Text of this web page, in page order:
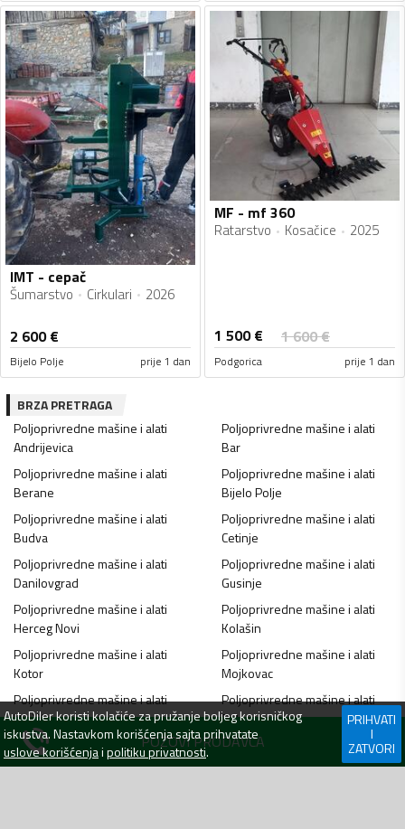
POZOVI PRODAVCA
IMT - cepač
Šumarstvo Cirkulari 2026
2 600€
Bijelo Polje prije 1 dan
MF - mf 360
Ratarstvo Kosačice 2025
1 500€ 1 600€
Podgorica prije 1 dan
BRZA PRETRAGA
Poljoprivredne mašine i alati
Andrijevica
Poljoprivredne mašine i alati
Bar
Poljoprivredne mašine i alati
Berane
Poljoprivredne mašine i alati
Bijelo Polje
Poljoprivredne mašine i alati
Budva
Poljoprivredne mašine i alati
Cetinje
Poljoprivredne mašine i alati
Danilovgrad
Poljoprivredne mašine i alati
Gusinje
Poljoprivredne mašine i alati
Herceg Novi
Poljoprivredne mašine i alati
Kolašin
Poljoprivredne mašine i alati
Kotor
Poljoprivredne mašine i alati
Mojkovac
Poljoprivredne mašine i alati
Nikšić
Poljoprivredne mašine i alati
Petnjica
Poljoprivredne mašine i alati
Plav
Poljoprivredne mašine i alati
Pljevlja
AutoDilerkoristi kolačiće za pružanje boljeg korisničkog
iskustva. Nastavkom korišćenja sajta prihvatate
uslove korišćenjaipolitiku privatnosti.
PRIHVATI
I
ZATVORI